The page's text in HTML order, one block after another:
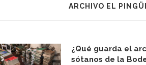
ARCHIVO EL
¿Qué guarda el
sótanos de la